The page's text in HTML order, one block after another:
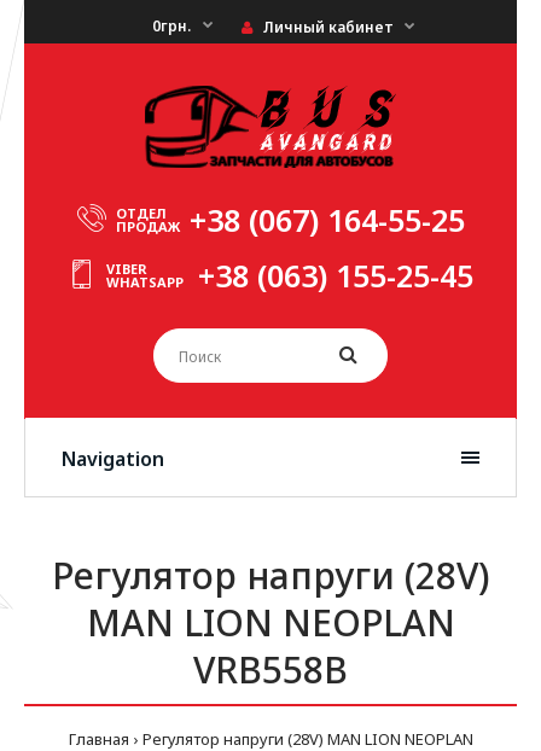
0грн. Личный кабинет
ОТДЕЛ
ПРОДАЖ +38 (067) 164-55-25
VIBER
WHATSAPP +38 (063) 155-25-45
Navigation
Регулятор напруги (28V)
MAN LION NEOPLAN
VRB558B
Главная Регулятор напруги (28V) MAN LION NEOPLAN